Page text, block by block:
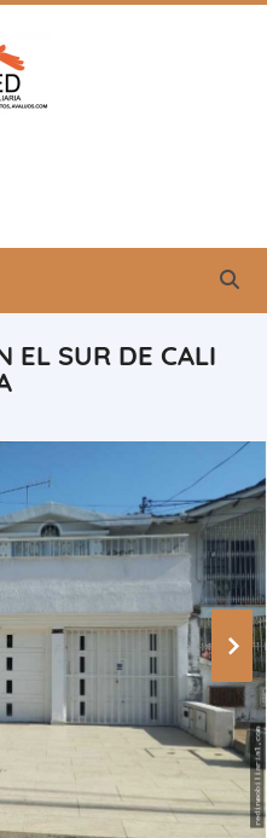
EL SUR DE CALI